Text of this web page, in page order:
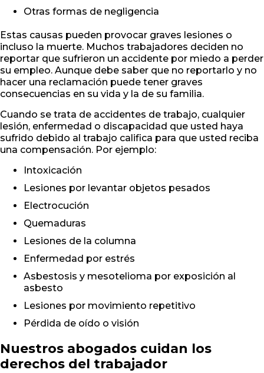
Otras formas de negligencia
Estas causas pueden provocar graves lesiones o
incluso la muerte. Muchos trabajadores deciden no
reportar que sufrieron un accidente por miedo a perder
su empleo. Aunque debe saber que no reportarlo y no
hacer una reclamación puede tener graves
consecuencias en su vida y la de su familia.
Cuando se trata de accidentes de trabajo, cualquier
lesión, enfermedad o discapacidad que usted haya
sufrido debido al trabajo califica para que usted reciba
una compensación. Por ejemplo:
Intoxicación
Lesiones por levantar objetos pesados
Electrocución
Quemaduras
Lesiones de la columna
Enfermedad por estrés
Asbestosis y mesotelioma por exposición al
asbesto
Lesiones por movimiento repetitivo
Pérdida de oído o visión
Nuestros abogados cuidan los
derechos del trabajador